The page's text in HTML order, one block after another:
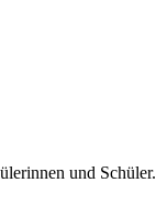
und Schüler.